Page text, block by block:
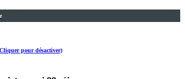
pour désactiver)